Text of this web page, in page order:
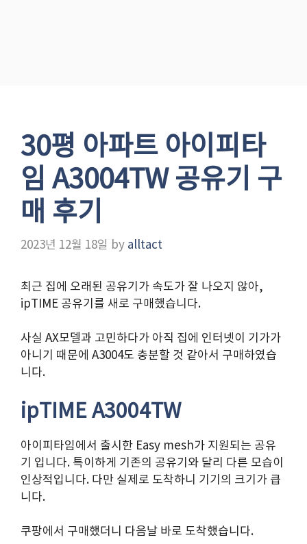
30평 아파트 아이피타
임 A3004TW 공유기 구
매 후기
2023년 12월 18일 by alltact
최근 집에 오래된 공유기가 속도가 잘 나오지 않아,
ipTIME 공유기를 새로 구매했습니다.
사실 AX모델과 고민하다가 아직 집에 인터넷이 기가가
아니기 때문에 A3004도 충분할 것 같아서 구매하였습
니다.
ipTIME A3004TW
아이피타임에서 출시한 Easy mesh가 지원되는 공유
기 입니다. 특이하게 기존의 공유기와 달리 다른 모습이
인상적입니다. 다만 실제로 도착하니 기기의 크기가 큽
니다.
쿠팡에서 구매했더니 다음날 바로 도착했습니다.